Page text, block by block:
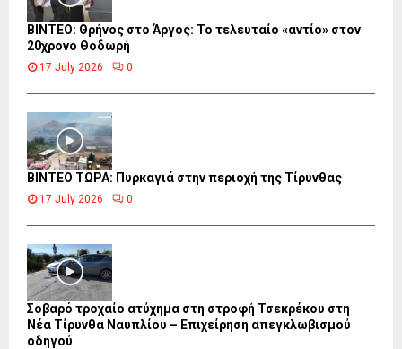
ΒΙΝΤΕΟ: Θρήνος στο Άργος: Το τελευταίο «αντίο» στον
20χρονο Θοδωρή
17 July 2026 0
ΒΙΝΤΕΟ ΤΩΡΑ: Πυρκαγιά στην περιοχή της Τίρυνθας
17 July 2026 0
Σοβαρό τροχαίο ατύχημα στη στροφή Τσεκρέκου στη
Νέα Τίρυνθα Ναυπλίου – Επιχείρηση απεγκλωβισμού
οδηγού